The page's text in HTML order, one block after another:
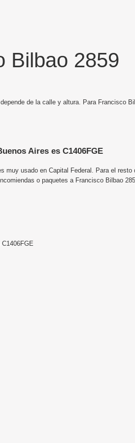
Bilbao 2859
de la calle y altura. Para Francisco
Aires es C1406FGE
muy usado en Capital Federal. Para el resto
o paquetes a Francisco Bilbao
C1406FGE